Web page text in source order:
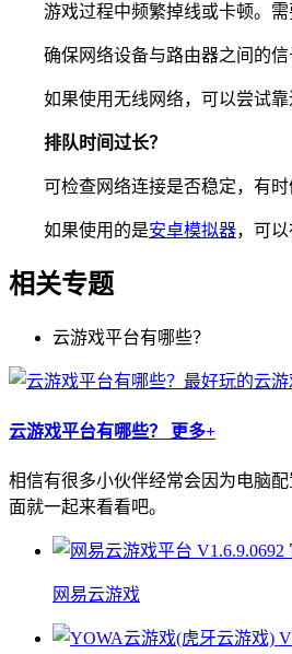
游戏过程中频繁掉线或卡顿。需
确保网络设备与路由器之间的信
如果使用无线网络，可以尝试靠
排队时间过长？
可检查网络连接是否稳定，有时
如果使用的是安卓模拟器，可
相关专题
云游戏平台有哪些？
云游戏平台有哪些？ 更多+
相信有很多小伙伴经常会因为电脑
面就一起来看看吧。
网易云游戏